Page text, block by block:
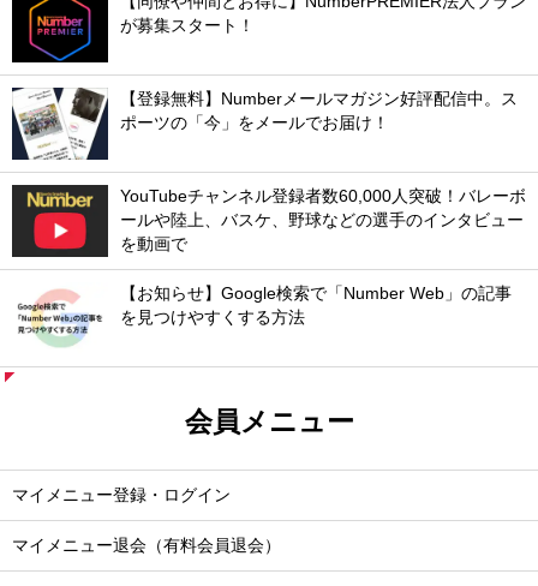
が募集スタート！
【登録無料】Numberメールマガジン好評配信中。ス
ポーツの「今」をメールでお届け！
YouTubeチャンネル登録者数60,000人突破！バレーボ
ールや陸上、バスケ、野球などの選手のインタビュー
を動画で
【お知らせ】Google検索で「Number Web」の記事
を見つけやすくする方法
会員メニュー
マイメニュー登録・ログイン
マイメニュー退会（有料会員退会）